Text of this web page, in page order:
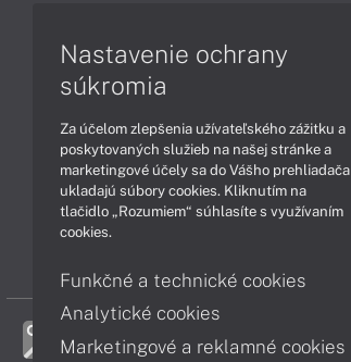
Reklamačné podmienky
Ochrana osobných údajov
Vrátenie tovaru
Vyhlásenie o prístupnosti
Cookies
Nastavenie ochrany
súkromia
Za účelom zlepšenia užívateľského zážitku a
poskytovaných služieb na našej stránke a
marketingové účely sa do Vášho prehliadača
ukladajú súbory cookies. Kliknutím na
tlačidlo „Rozumiem“ súhlasíte s využívaním
cookies.
Funkčné a technické cookies
Analytické cookies
Marketingové a reklamné cookies